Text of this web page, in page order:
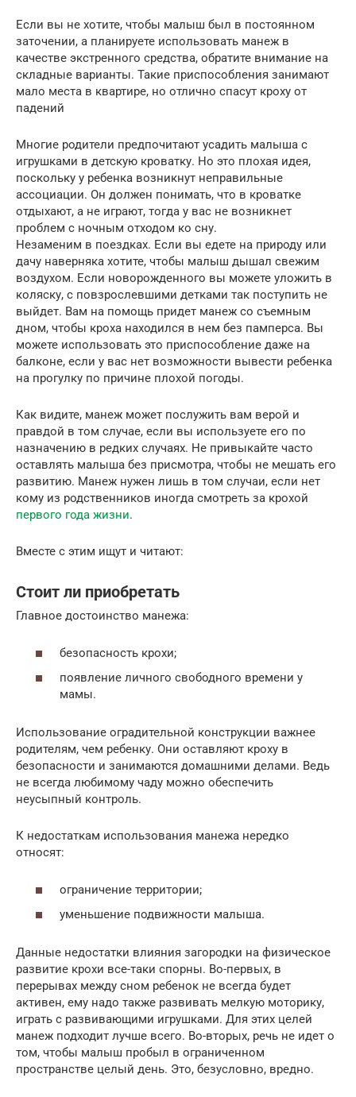
Если вы не хотите, чтобы малыш был в постоянном
заточении, а планируете использовать манеж в
качестве экстренного средства, обратите внимание на
складные варианты. Такие приспособления занимают
мало места в квартире, но отлично спасут кроху от
падений
Многие родители предпочитают усадить малыша с
игрушками в детскую кроватку. Но это плохая идея,
поскольку у ребенка возникнут неправильные
ассоциации. Он должен понимать, что в кроватке
отдыхают, а не играют, тогда у вас не возникнет
проблем с ночным отходом ко сну.
Незаменим в поездках. Если вы едете на природу или
дачу наверняка хотите, чтобы малыш дышал свежим
воздухом. Если новорожденного вы можете уложить в
коляску, с повзрослевшими детками так поступить не
выйдет. Вам на помощь придет манеж со съемным
дном, чтобы кроха находился в нем без памперса. Вы
можете использовать это приспособление даже на
балконе, если у вас нет возможности вывести ребенка
на прогулку по причине плохой погоды.
Как видите, манеж может послужить вам верой и
правдой в том случае, если вы используете его по
назначению в редких случаях. Не привыкайте часто
оставлять малыша без присмотра, чтобы не мешать его
развитию. Манеж нужен лишь в том случаи, если нет
кому из родственников иногда смотреть за крохой
первого года жизни.
Вместе с этим ищут и читают:
Стоит ли приобретать
Главное достоинство манежа:
безопасность крохи;
появление личного свободного времени у
мамы.
Использование оградительной конструкции важнее
родителям, чем ребенку. Они оставляют кроху в
безопасности и занимаются домашними делами. Ведь
не всегда любимому чаду можно обеспечить
неусыпный контроль.
К недостаткам использования манежа нередко
относят:
ограничение территории;
уменьшение подвижности малыша.
Данные недостатки влияния загородки на физическое
развитие крохи все-таки спорны. Во-первых, в
перерывах между сном ребенок не всегда будет
активен, ему надо также развивать мелкую моторику,
играть с развивающими игрушками. Для этих целей
манеж подходит лучше всего. Во-вторых, речь не идет о
том, чтобы малыш пробыл в ограниченном
пространстве целый день. Это, безусловно, вредно.